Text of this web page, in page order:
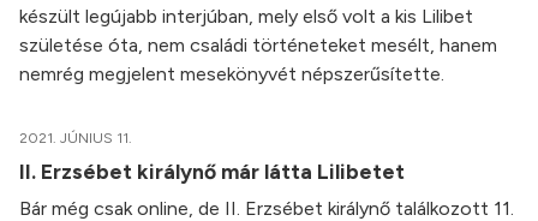
készült legújabb interjúban, mely első volt a kis Lilibet
születése óta, nem családi történeteket mesélt, hanem
nemrég megjelent mesekönyvét népszerűsítette.
2021. JÚNIUS 11.
II. Erzsébet királynő már látta Lilibetet
Bár még csak online, de II. Erzsébet királynő találkozott 11.